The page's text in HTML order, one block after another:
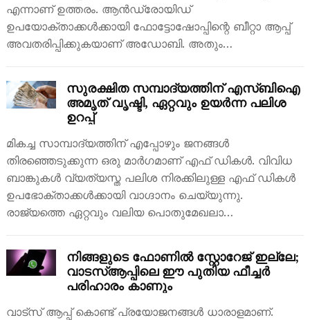
എന്നാണ് ഉത്തരം. ആൻഡ്രോയിഡ്
ഉപയോക്താക്കൾക്കായി ഫോട്ടോഷോപ്പിന്റെ ബീറ്റാ ആപ്പ്
അവതരിപ്പിക്കുകയാണ് അഡോബി. അതും…
സുരക്ഷിത സമ്പാദ്യത്തിന് എസ്ബിഐ
അമൃത് വൃഷ്ടി, ഏറ്റവും ഉയർന്ന പലിശ
ഉറപ്പ്
മികച്ച സാമ്പാദ്യത്തിന് എപ്പോഴും ജനങ്ങൾ
തിരഞ്ഞെടുക്കുന്ന ഒരു മാർഗമാണ് എഫ് ഡികൾ. വിവിധ
ബാങ്കുകൾ വ്യത്യസ്ത പലിശ നിരക്കിലുള്ള എഫ് ഡികൾ
ഉപഭോക്താക്കൾക്കായി വാഗ്ദാനം ചെയ്യുന്നു.
രാജ്യത്തെ ഏറ്റവും വലിയ പൊതുമേഖലാ…
നിങ്ങളുടെ ഫോണിൽ സ്റ്റോറേജ് ഇല്ലേ;
വാടസ്ആപ്പിലെ ഈ പുതിയ ഫീച്ചർ
പരിഹാരം കാണും
വാട്‌സ് ആപ്പ് കൊണ്ട് പ്രയോജനങ്ങൾ ധാരാളമാണ്.